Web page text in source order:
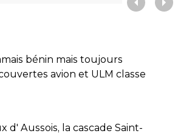
bénin mais toujours
avion et ULM classe
d' Aussois, la cascade Saint-